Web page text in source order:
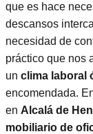
que es hace
descansos
necesidad de
práctico que nos
un clima laboral
encomendada.
en Alcalá de
mobiliario de